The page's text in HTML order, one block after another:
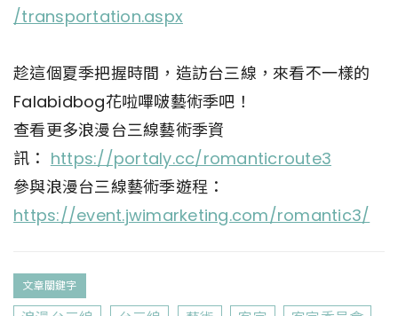
/transportation.aspx
趁這個夏季把握時間，造訪台三線，來看不一樣的
Falabidbog花啦嗶啵藝術季吧！
查看更多浪漫台三線藝術季資
訊： https://portaly.cc/romanticroute3
參與浪漫台三線藝術季遊程：
https://event.jwimarketing.com/romantic3/
文章關鍵字